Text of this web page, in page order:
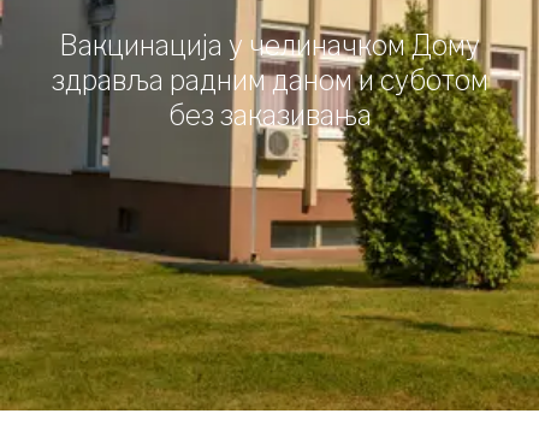
Вакцинација у челиначком Дому
здравља радним даном и суботом
без заказивања